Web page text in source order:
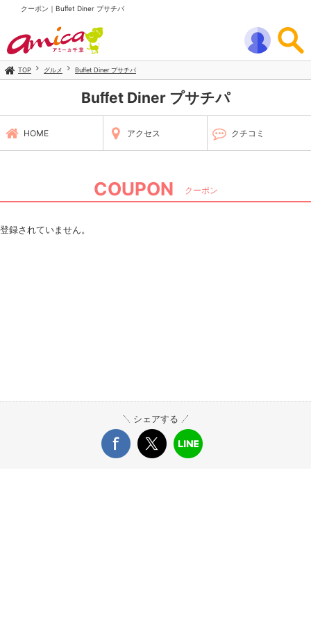
クーポン｜Buﬀet Diner プサチパ
TOP グルメ Buﬀet Diner プサチパ
Buﬀet Diner プサチパ
HOME アクセス クチコミ
COUPON クーポン
登録されていません。
シェアする